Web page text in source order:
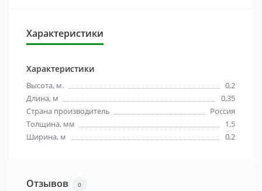
Характеристики
Характеристики
Высота, м.
0,2
Длина, м
0,35
Страна производитель
Россия
Толщина, мм
1,5
Ширина, м
0,2
Отзывов 0